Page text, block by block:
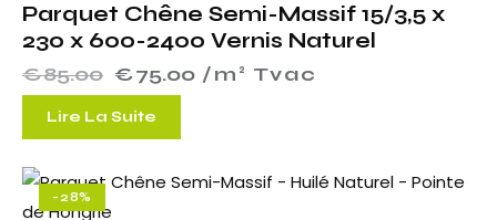
Parquet Chêne Semi-Massif 15/3,5 x
230 x 600-2400 Vernis Naturel
€85.00 €75.00 /m² Tvac
Lire La Suite
-28%